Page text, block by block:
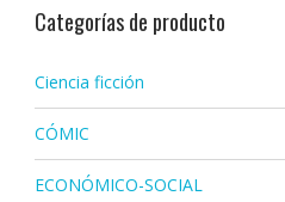
Categorías de producto
Ciencia ficción
CÓMIC
ECONÓMICO-SOCIAL